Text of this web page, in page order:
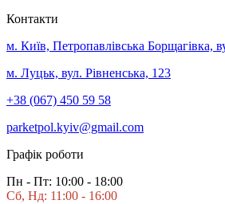
Контакти
м. Київ, Петропавлівська Борщагівка,
м. Луцьк, вул. Рівненська, 123
+38 (067) 450 59 58
parketpol.kyiv@gmail.com
Графік роботи
Пн - Пт: 10:00 - 18:00
Сб, Нд: 11:00 - 16:00